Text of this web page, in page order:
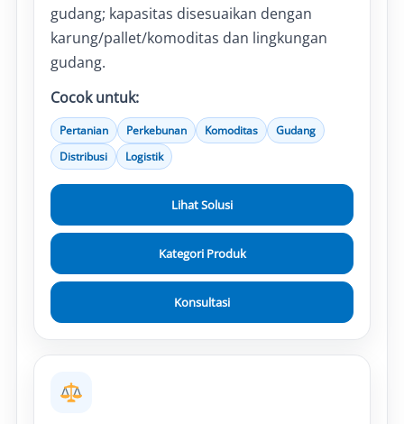
gudang; kapasitas disesuaikan dengan
karung/pallet/komoditas dan lingkungan
gudang.
Cocok untuk:
Pertanian Perkebunan Komoditas
Gudang
Distribusi
Logistik
Lihat Solusi
Kategori Produk
Konsultasi